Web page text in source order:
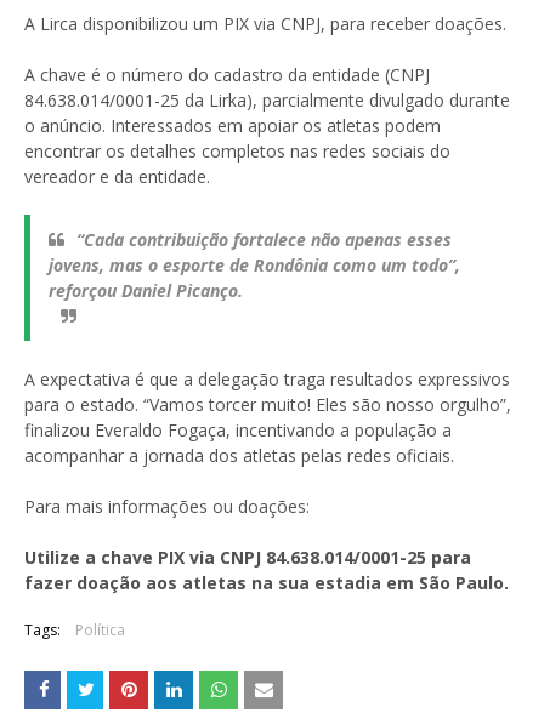
A Lirca disponibilizou um PIX via CNPJ, para receber doações.
A chave é o número do cadastro da entidade (CNPJ
84.638.014/0001-25 da Lirka), parcialmente divulgado durante
o anúncio. Interessados em apoiar os atletas podem
encontrar os detalhes completos nas redes sociais do
vereador e da entidade.
“Cada contribuição fortalece não apenas esses
jovens, mas o esporte de Rondônia como um todo”,
reforçou Daniel Picanço.
A expectativa é que a delegação traga resultados expressivos
para o estado. “Vamos torcer muito! Eles são nosso orgulho”,
finalizou Everaldo Fogaça, incentivando a população a
acompanhar a jornada dos atletas pelas redes oficiais.
Para mais informações ou doações:
Utilize a chave PIX via CNPJ 84.638.014/0001-25 para
fazer doação aos atletas na sua estadia em São Paulo.
Tags: Política